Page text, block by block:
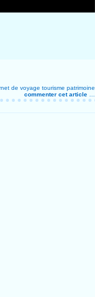
de voyage tourisme patrimoine
commenter cet article …